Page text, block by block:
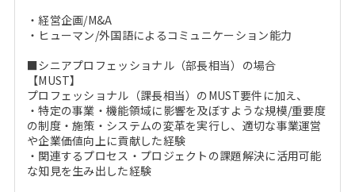
・経営企画/M&A
・ヒューマン/外国語によるコミュニケーション能力
■シニアプロフェッショナル（部長相当）の場合
【MUST】
プロフェッショナル（課長相当）のMUST要件に加え、
・特定の事業・機能領域に影響を及ぼすような規模/重要度
の制度・施策・システムの変革を実行し、適切な事業運営
や企業価値向上に貢献した経験
・関連するプロセス・プロジェクトの課題解決に活用可能
な知見を生み出した経験